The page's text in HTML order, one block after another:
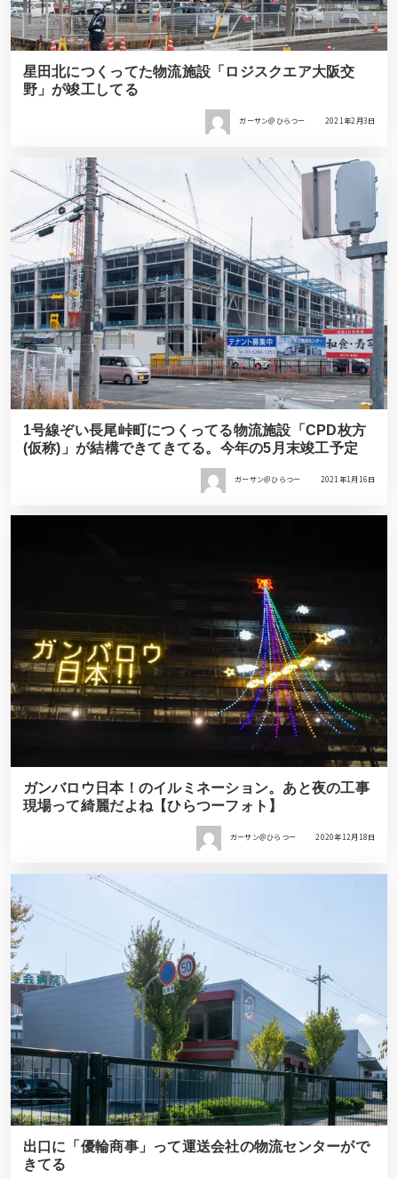
星田北につくってた物流施設「ロジスクエア大阪交
野」が竣工してる
ガーサン＠ひらつー 2021年2月3日
1号線ぞい長尾峠町につくってる物流施設「CPD枚方
(仮称)」が結構できてきてる。今年の5月末竣工予定
ガーサン＠ひらつー 2021年1月16日
ガンバロウ日本！のイルミネーション。あと夜の工事
現場って綺麗だよね【ひらつーフォト】
ガーサン＠ひらつー 2020年12月18日
出口に「優輪商事」って運送会社の物流センターがで
きてる